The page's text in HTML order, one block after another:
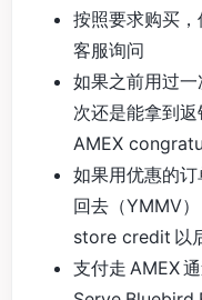
按照要求购买
客服询问
如果之前用过
次还是能拿到
AMEX
如果用优惠的
回去（YMMV
store credit 以
支付走 AMEX